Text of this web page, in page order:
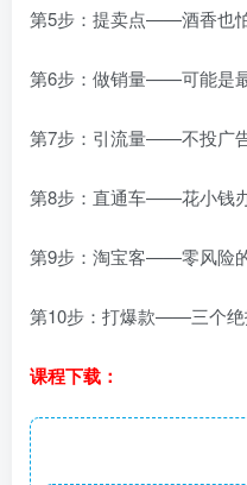
第5步：提卖点——酒香也
第6步：做销量——可能是
第7步：引流量——不投广
第8步：直通车——花小钱
第9步：淘宝客——零风险
第10步：打爆款——三个绝
课程下载：